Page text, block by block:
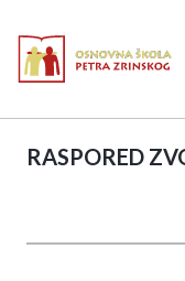
RASPORED